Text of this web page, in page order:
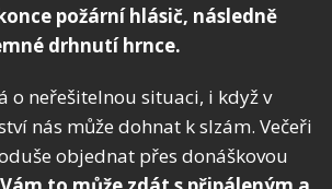
požární hlásič, následně
drhnutí hrnce.
o neřešitelnou situaci, i když v
nás může dohnat k slzám. Večeři
objednat přes donáškovou